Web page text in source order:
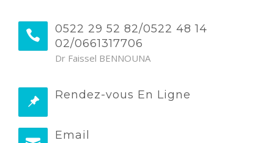
0522 29 52 82/0522 48 14
02/0661317706
Dr Faissel BENNOUNA
Rendez-vous En Ligne
Email